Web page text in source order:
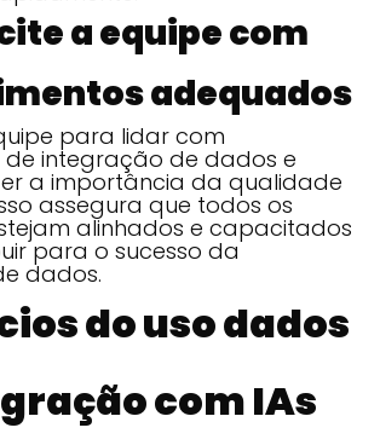
a equipe com
adequados
para lidar com
integração de dados e
a importância da qualidade
assegura que todos os
alinhados e capacitados
para o sucesso da
dados.
do uso dados
com IAs